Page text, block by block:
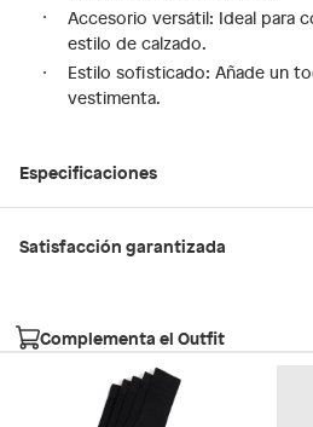
Accesorio versátil: Ideal para
estilo de calzado.
Estilo sofisticado: Añade un
vestimenta.
Especificaciones
Modelo
Satisfacción garantizada
Sin embargo, tenemos categorías que
diferentes, otras con restricciones y
devolver ni cambiar. Conoce cuáles son:
Complementa el Outfit